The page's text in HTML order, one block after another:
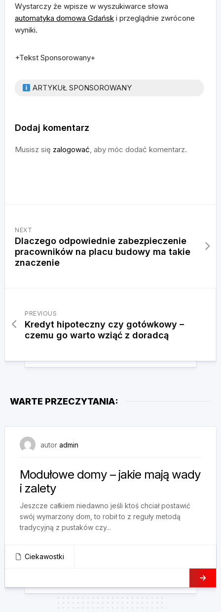
Wystarczy że wpisze w wyszukiwarce słowa
automatyka domowa Gdańsk i przeglądnie zwrócone
wyniki.
+Tekst Sponsorowany+
ARTYKUŁ SPONSOROWANY
Dodaj komentarz
Musisz się zalogować, aby móc dodać komentarz.
NEXT
Dlaczego odpowiednie zabezpieczenie
pracowników na placu budowy ma takie
znaczenie
PREVIOUS
Kredyt hipoteczny czy gotówkowy –
czemu go warto wziąć z doradcą
WARTE PRZECZYTANIA:
autor admin
Modułowe domy – jakie mają wady
i zalety
Jeszcze całkiem niedawno jeśli ktoś chciał postawić
swój wymarzony dom, to robił to z reguły metodą
tradycyjną z pustaków czy...
Ciekawostki